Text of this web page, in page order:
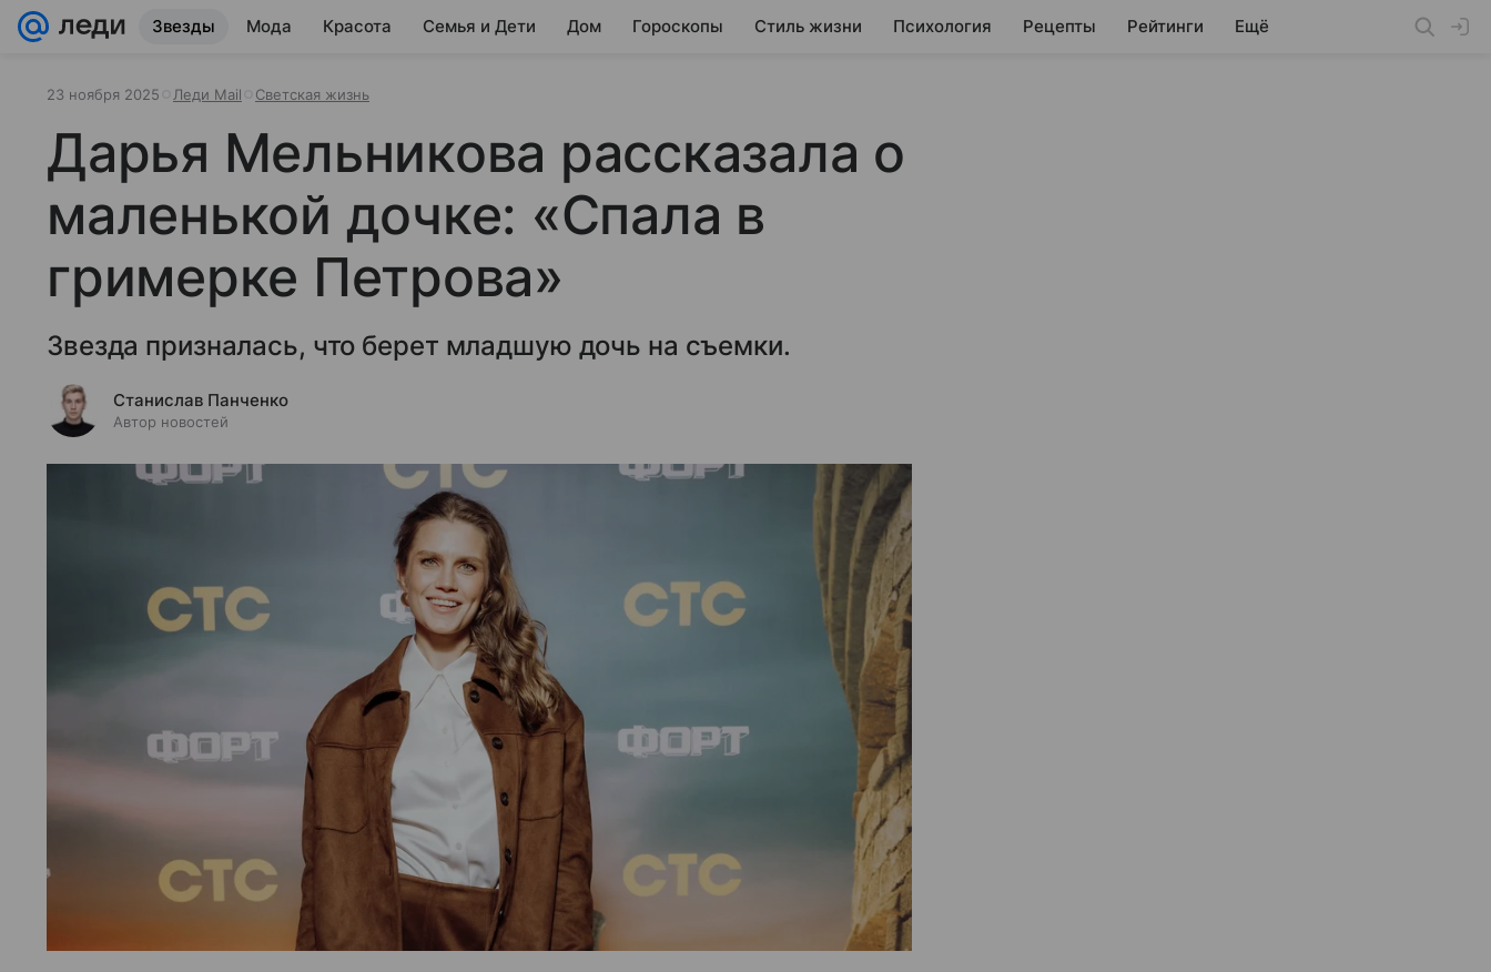
Звезды Мода Красота Семья и Дети Дом Гороскопы Стиль жизни Психология Рецепты Рейтинги Ещё
23 ноября 2025 Леди Mail Светская жизнь
Дарья Мельникова рассказала о
маленькой дочке: «Спала в
гримерке Петрова»
Звезда призналась, что берет младшую дочь на съемки.
Станислав Панченко
Автор новостей